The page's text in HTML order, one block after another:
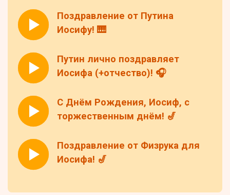
Поздравление от Путина
Иосифу! 🎹
Путин лично поздравляет
Иосифа (+отчество)! 🎧
С Днём Рождения, Иосиф, с
торжественным днём! 🎷
Поздравление от Физрука для
Иосифа! 🎷